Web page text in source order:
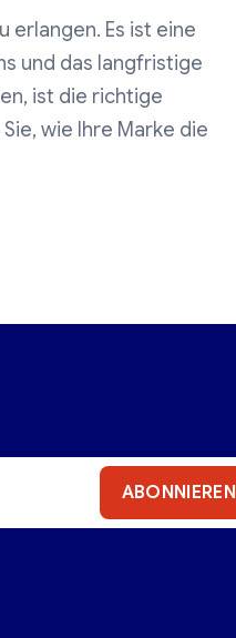
erlangen. Es ist eine
und das langfristige
ist die richtige
wie Ihre Marke die
ABONNIEREN